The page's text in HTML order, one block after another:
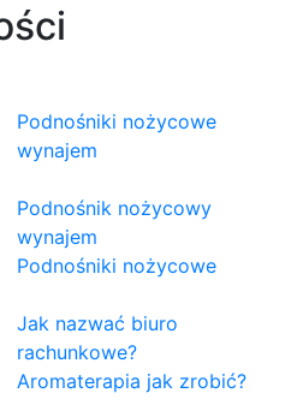
Podnośniki nożycowe
wynajem
Podnośnik nożycowy
wynajem
Podnośniki nożycowe
Jak nazwać biuro
rachunkowe?
Aromaterapia jak zrobić?